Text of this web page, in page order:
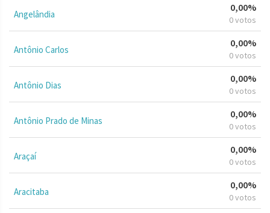
Angelândia
0,00%
0 votos
Antônio Carlos
0,00%
0 votos
Antônio Dias
0,00%
0 votos
Antônio Prado de Minas
0,00%
0 votos
Araçaí
0,00%
0 votos
Aracitaba
0,00%
0 votos